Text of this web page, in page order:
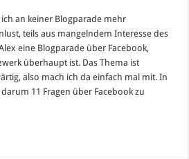
an keiner Blogparade mehr
teils aus mangelndem Interesse des
eine Blogparade über Facebook,
überhaupt ist. Das Thema ist
also mach ich da einfach mal mit. In
11 Fragen über Facebook zu